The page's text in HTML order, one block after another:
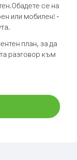
Обадете се на
или мобилен! -
план, за да
разговор към